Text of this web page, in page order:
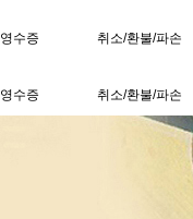
영수증 취소/환불/파손
영수증 취소/환불/파손